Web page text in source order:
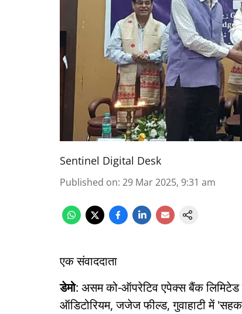
Sentinel Digital Desk
Published on: 29 Mar 2025, 9:31 am
एक संवाददाता
डेमो: असम को-ऑपरेटिव एपेक्स बैंक लिमिटेड
ऑडिटोरियम, जजेज फील्ड, गुवाहाटी में